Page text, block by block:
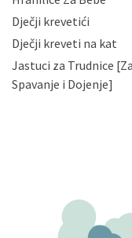
slučajevima
da možete u
zatražiti
podataka.
gore
Dječji krevetići
Dječji kreveti na kat
Jastuci za Trudnice [Za
Spavanje i Dojenje]